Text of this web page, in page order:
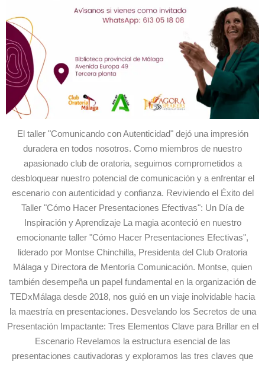
El taller "Comunicando con Autenticidad" dejó una impresión
duradera en todos nosotros. Como miembros de nuestro
apasionado club de oratoria, seguimos comprometidos a
desbloquear nuestro potencial de comunicación y a enfrentar el
escenario con autenticidad y confianza. Reviviendo el Éxito del
Taller "Cómo Hacer Presentaciones Efectivas": Un Día de
Inspiración y Aprendizaje La magia aconteció en nuestro
emocionante taller "Cómo Hacer Presentaciones Efectivas",
liderado por Montse Chinchilla, Presidenta del Club Oratoria
Málaga y Directora de Mentoría Comunicación. Montse, quien
también desempeña un papel fundamental en la organización de
TEDxMálaga desde 2018, nos guió en un viaje inolvidable hacia
la maestría en presentaciones. Desvelando los Secretos de una
Presentación Impactante: Tres Elementos Clave para Brillar en el
Escenario Revelamos la estructura esencial de las
presentaciones cautivadoras y exploramos las tres claves que